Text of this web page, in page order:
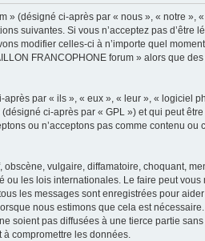
» (désigné ci-après par « nous », « notre
suivantes. Si vous n’acceptez pas
modifier celles-ci à n’importe quel
FRANCOPHONE forum » alors que
par « ils », « eux », « leur », « logiciel
(désigné ci-après par « GPL ») et qui peut
ou n’acceptons pas comme contenu
vulgaire, diffamatoire, choquant,
ou les lois internationales. Le faire peut
les messages sont enregistrées pour
nous estimons que cela est
soient pas diffusées à une tierce partie
compromettre les données.